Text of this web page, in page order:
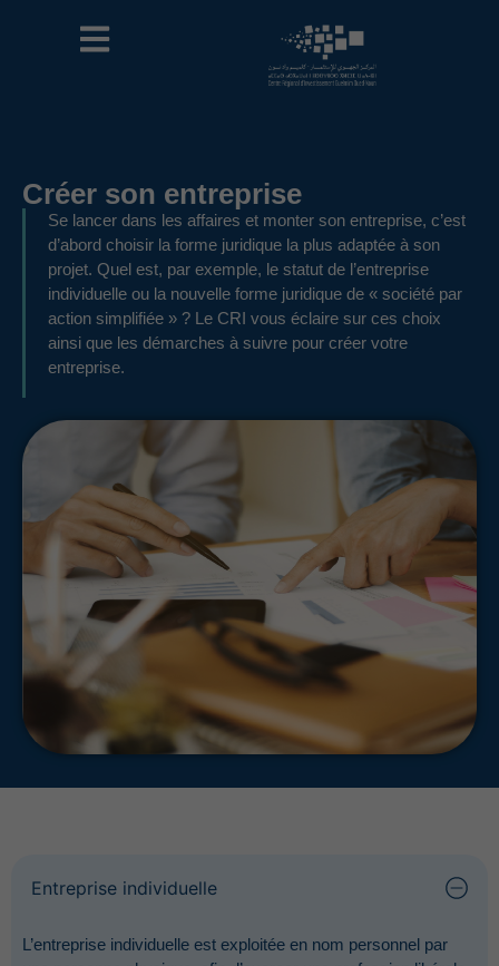
Créer son entreprise
Se lancer dans les affaires et monter son entreprise, c’est
d’abord choisir la forme juridique la plus adaptée à son
projet. Quel est, par exemple, le statut de l’entreprise
individuelle ou la nouvelle forme juridique de « société par
action simplifiée » ? Le CRI vous éclaire sur ces choix
ainsi que les démarches à suivre pour créer votre
entreprise.
Entreprise individuelle
L’entreprise individuelle est exploitée en nom personnel par